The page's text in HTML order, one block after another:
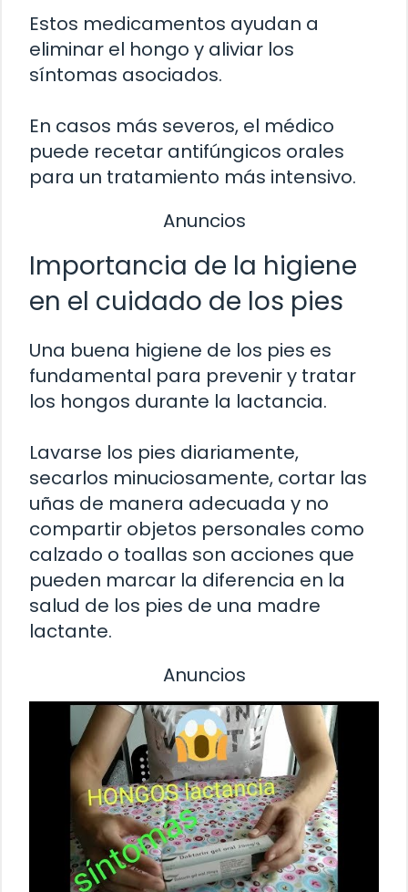
Estos medicamentos ayudan a
eliminar el hongo y aliviar los
síntomas asociados.
En casos más severos, el médico
puede recetar antifúngicos orales
para un tratamiento más intensivo.
Anuncios
Importancia de la higiene
en el cuidado de los pies
Una buena higiene de los pies es
fundamental para prevenir y tratar
los hongos durante la lactancia.
Lavarse los pies diariamente,
secarlos minuciosamente, cortar las
uñas de manera adecuada y no
compartir objetos personales como
calzado o toallas son acciones que
pueden marcar la diferencia en la
salud de los pies de una madre
lactante.
Anuncios